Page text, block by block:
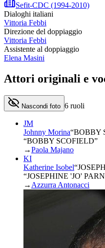
Sefit-CDC (1994-2010)
Dialoghi italiani
Vittoria Febbi
Direzione del doppiaggio
Vittoria Febbi
Assistente al doppiaggio
Elena Masini
Attori originali e
Nascondi foto 6 ruoli
JM
Johnny Morina“BOBBY
“BOBBY SCOFIELD”
→Paola Majano
KI
Katherine Isobel“
“JOSEPHINE 'JO'
→ Azzurra Antonacci